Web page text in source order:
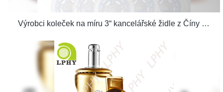
Výrobci koleček na míru 3“ kancelářské židle z Číny | LPHY